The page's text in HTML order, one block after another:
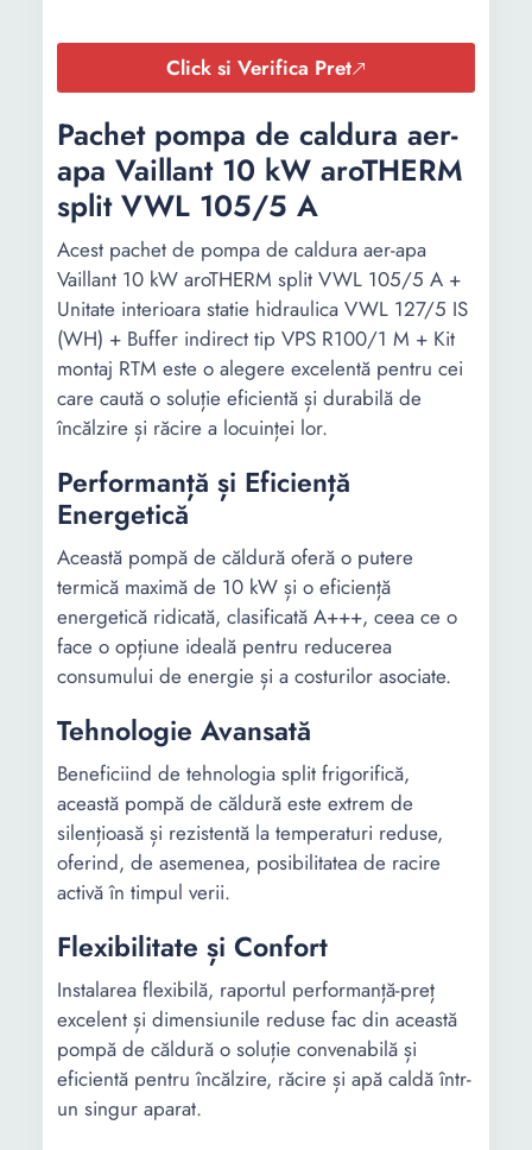
Click si Verifica Pret
Pachet pompa de caldura aer-
apa Vaillant 10 kW aroTHERM
split VWL 105/5 A
Acest pachet de pompa de caldura aer-apa
Vaillant 10 kW aroTHERM split VWL 105/5 A +
Unitate interioara statie hidraulica VWL 127/5 IS
(WH) + Buffer indirect tip VPS R100/1 M + Kit
montaj RTM este o alegere excelentă pentru cei
care caută o soluție eficientă și durabilă de
încălzire și răcire a locuinței lor.
Performanță și Eficiență
Energetică
Această pompă de căldură oferă o putere
termică maximă de 10 kW și o eficiență
energetică ridicată, clasificată A+++, ceea ce o
face o opțiune ideală pentru reducerea
consumului de energie și a costurilor asociate.
Tehnologie Avansată
Beneficiind de tehnologia split frigorifică,
această pompă de căldură este extrem de
silențioasă și rezistentă la temperaturi reduse,
oferind, de asemenea, posibilitatea de racire
activă în timpul verii.
Flexibilitate și Confort
Instalarea flexibilă, raportul performanță-preț
excelent și dimensiunile reduse fac din această
pompă de căldură o soluție convenabilă și
eficientă pentru încălzire, răcire și apă caldă într-
un singur aparat.